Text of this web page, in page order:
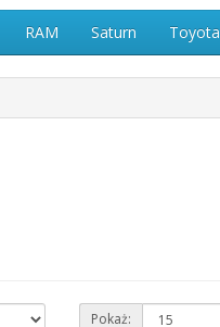
RAM Saturn Toyota
Pokaż: